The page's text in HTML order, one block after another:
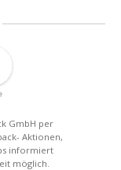
GmbH per
Aktionen,
informiert
möglich.